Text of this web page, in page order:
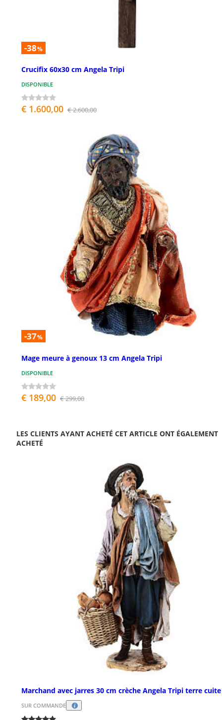
-38%
Crucifix 60x30 cm Angela Tripi
DISPONIBLE
€ 1.600,00 € 2.600,00
-37%
Mage meure à genoux 13 cm Angela Tripi
DISPONIBLE
€ 189,00 € 299,00
LES CLIENTS AYANT ACHETÉ CET ARTICLE ONT ÉGALEMENT
ACHETÉ
Marchand avec jarres 30 cm crèche Angela Tripi terre cuite
SUR COMMANDE